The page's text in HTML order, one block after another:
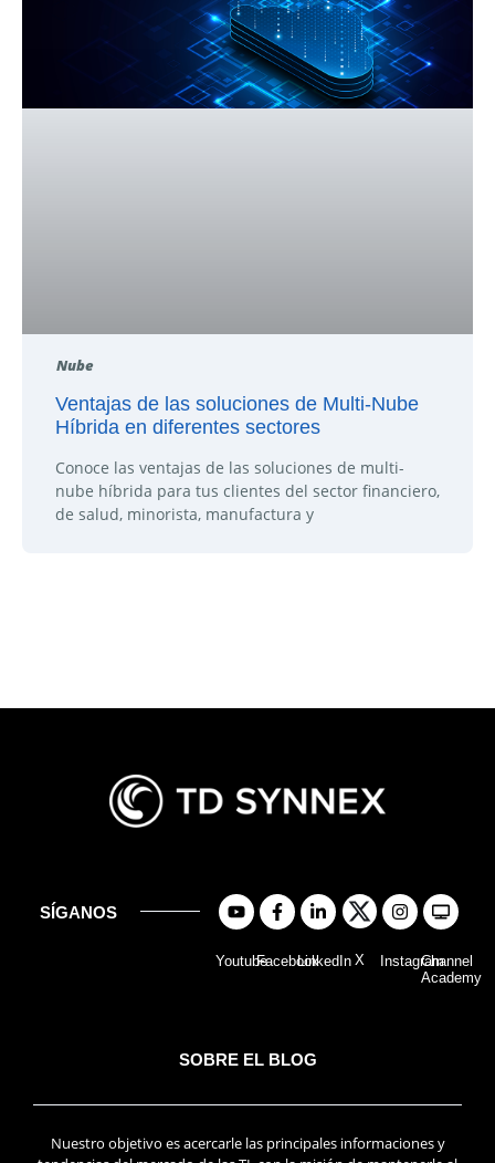
Nube
Ventajas de las soluciones de Multi-Nube
Híbrida en diferentes sectores
Conoce las ventajas de las soluciones de multi-
nube híbrida para tus clientes del sector financiero,
de salud, minorista, manufactura y
SÍGANOS
YoutubeFacebookLinkedIn X InstagramChannel
Academy
SOBRE EL BLOG
Nuestro objetivo es acercarle las principales informaciones y